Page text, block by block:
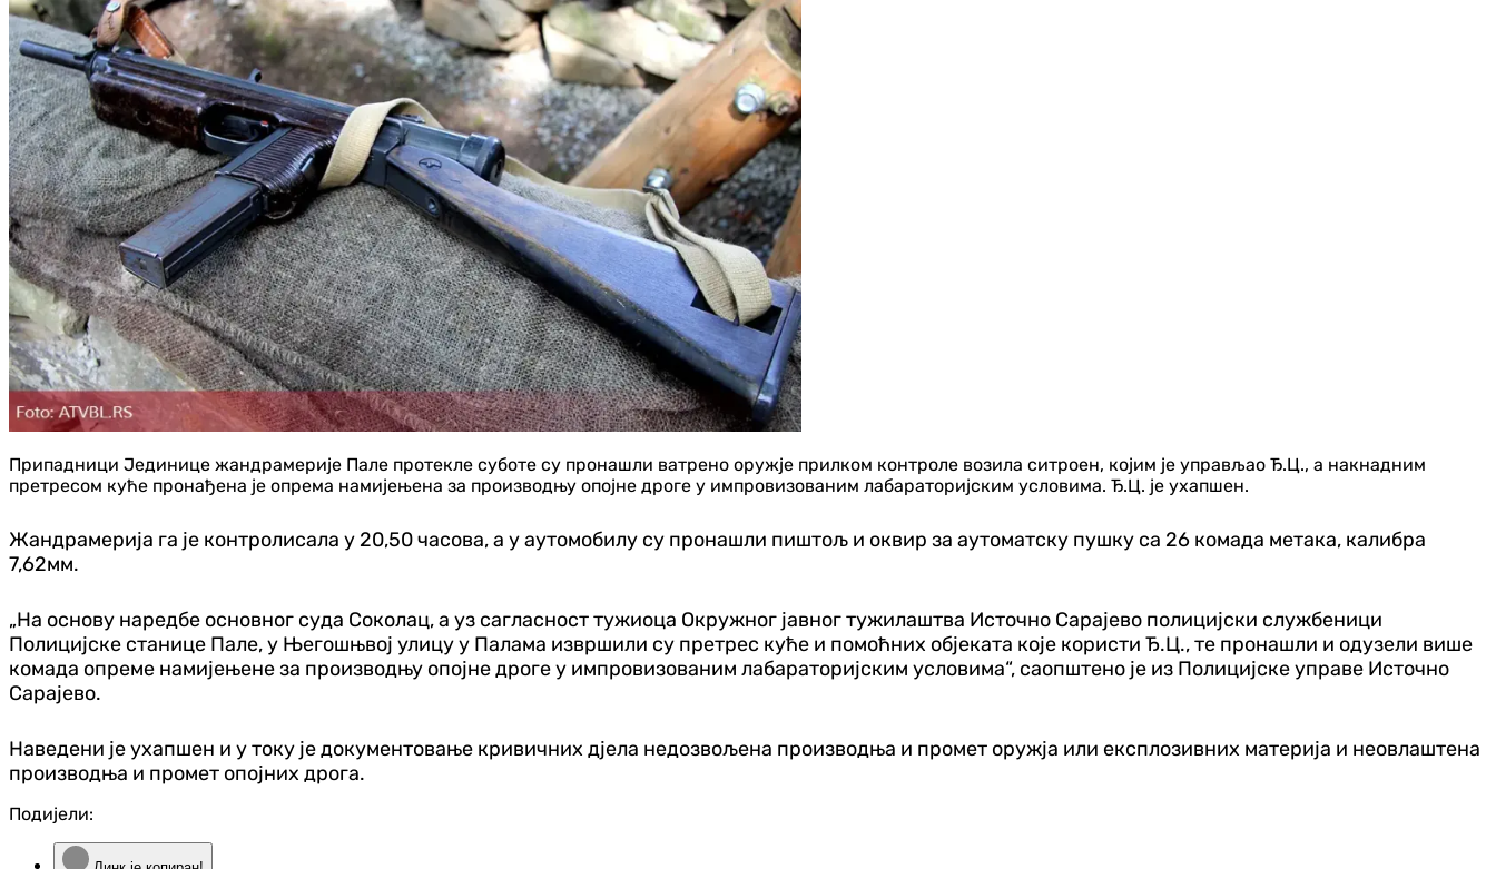
Припадници Јединице жандрамерије Пале протекле суботе су пронашли ватрено оружје прилком контроле возила ситроен, којим је управљао Ђ.Ц., а накнадним
претресом куће пронађена је опрема намијењена за производњу опојне дроге у импровизованим лабараторијским условима. Ђ.Ц. је ухапшен.
Жандрамерија га је контролисала у 20,50 часова, а у аутомобилу су пронашли пиштољ и оквир за аутоматску пушку са 26 комада метака, калибра
7,62мм.
„На основу наредбе основног суда Соколац, а уз сагласност тужиоца Окружног јавног тужилаштва Источно Сарајево полицијски службеници
Полицијске станице Пале, у Његошњвој улицу у Палама извршили су претрес куће и помоћних објеката које користи Ђ.Ц., те пронашли и одузели више
комада опреме намијењене за производњу опојне дроге у импровизованим лабараторијским условима“, саопштено је из Полицијске управе Источно
Сарајево.
Наведени је ухапшен и у току је документовање кривичних дјела недозвољена производња и промет оружја или експлозивних материја и неовлаштена
производња и промет опојних дрога.
Подијели: